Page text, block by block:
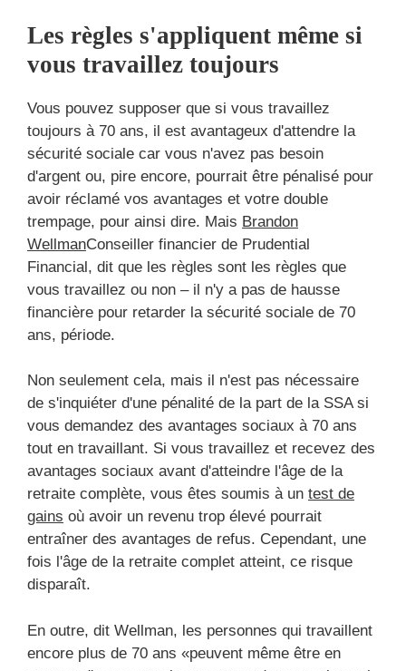
Les règles s'appliquent même si
vous travaillez toujours
Vous pouvez supposer que si vous travaillez
toujours à 70 ans, il est avantageux d'attendre la
sécurité sociale car vous n'avez pas besoin
d'argent ou, pire encore, pourrait être pénalisé pour
avoir réclamé vos avantages et votre double
trempage, pour ainsi dire. Mais Brandon
WellmanConseiller financier de Prudential
Financial, dit que les règles sont les règles que
vous travaillez ou non – il n'y a pas de hausse
financière pour retarder la sécurité sociale de 70
ans, période.
Non seulement cela, mais il n'est pas nécessaire
de s'inquiéter d'une pénalité de la part de la SSA si
vous demandez des avantages sociaux à 70 ans
tout en travaillant. Si vous travaillez et recevez des
avantages sociaux avant d'atteindre l'âge de la
retraite complète, vous êtes soumis à un test de
gains où avoir un revenu trop élevé pourrait
entraîner des avantages de refus. Cependant, une
fois l'âge de la retraite complet atteint, ce risque
disparaît.
En outre, dit Wellman, les personnes qui travaillent
encore plus de 70 ans «peuvent même être en